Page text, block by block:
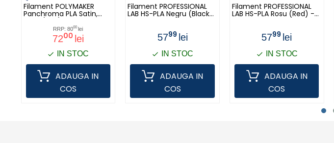
Filament POLYMAKER
Panchroma PLA Satin,
Rosu (Red) - 1kg
RRP: 8000lei
7200 lei
IN STOC
ADAUGA IN
COS
Filament PROFESSIONAL
LAB HS-PLA Negru (Black)
5799 lei
IN STOC
COS
Filament PROFESSIONAL
LAB HS-PLA Rosu (Red) -
5799 lei
IN STOC
COS